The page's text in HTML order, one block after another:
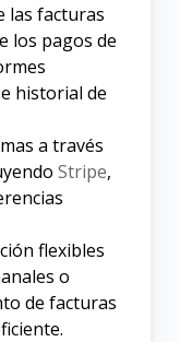
las facturas
los pagos de
historial de
a través
Stripe,
flexibles
o
de facturas